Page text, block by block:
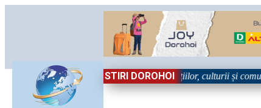
STIRI DOROHOI
Sărbătoare!” – trei zile dedicate tradițiilor, culturii și